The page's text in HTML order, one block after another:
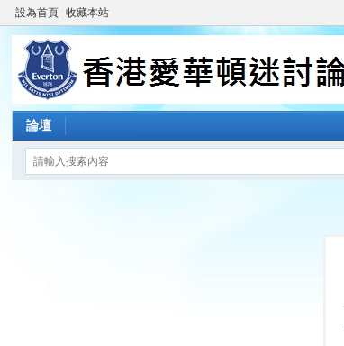
設為首頁 收藏本站
論壇